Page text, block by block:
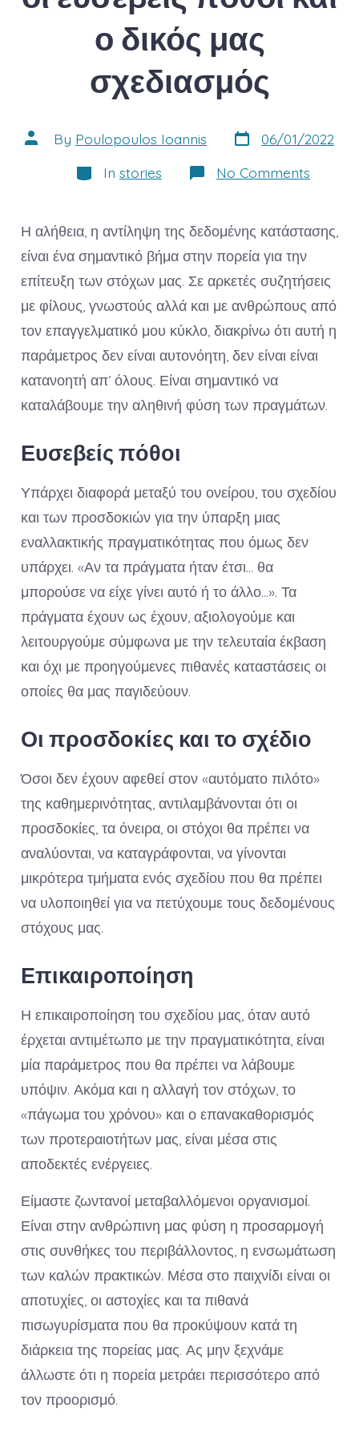
ο δικός μας
σχεδιασμός
Post
author
By Poulopoulos Ioannis Post
date
06/01/2022
Categories
In stories No Comments
οι
ο
δικός
μας
Η αλήθεια, η αντίληψη της δεδομένης κατάστασης,
είναι ένα σημαντικό βήμα στην πορεία για την
επίτευξη των στόχων μας. Σε αρκετές συζητήσεις
με φίλους, γνωστούς αλλά και με ανθρώπους από
τον επαγγελματικό μου κύκλο, διακρίνω ότι αυτή η
παράμετρος δεν είναι αυτονόητη, δεν είναι είναι
κατανοητή απ’ όλους. Είναι σημαντικό να
καταλάβουμε την αληθινή φύση των πραγμάτων.
Ευσεβείς πόθοι
Υπάρχει διαφορά μεταξύ του ονείρου, του σχεδίου
και των προσδοκιών για την ύπαρξη μιας
εναλλακτικής πραγματικότητας που όμως δεν
υπάρχει. «Αν τα πράγματα ήταν έτσι… θα
μπορούσε να είχε γίνει αυτό ή το άλλο…». Τα
πράγματα έχουν ως έχουν, αξιολογούμε και
λειτουργούμε σύμφωνα με την τελευταία έκβαση
και όχι με προηγούμενες πιθανές καταστάσεις οι
οποίες θα μας παγιδεύουν.
Οι προσδοκίες και το σχέδιο
Όσοι δεν έχουν αφεθεί στον «αυτόματο πιλότο»
της καθημερινότητας, αντιλαμβάνονται ότι οι
προσδοκίες, τα όνειρα, οι στόχοι θα πρέπει να
αναλύονται, να καταγράφονται, να γίνονται
μικρότερα τμήματα ενός σχεδίου που θα πρέπει
να υλοποιηθεί για να πετύχουμε τους δεδομένους
στόχους μας.
Επικαιροποίηση
Η επικαιροποίηση του σχεδίου μας, όταν αυτό
έρχεται αντιμέτωπο με την πραγματικότητα, είναι
μία παράμετρος που θα πρέπει να λάβουμε
υπόψιν. Ακόμα και η αλλαγή τον στόχων, το
«πάγωμα του χρόνου» και ο επανακαθορισμός
των προτεραιοτήτων μας, είναι μέσα στις
αποδεκτές ενέργειες.
Είμαστε ζωντανοί μεταβαλλόμενοι οργανισμοί.
Είναι στην ανθρώπινη μας φύση η προσαρμογή
στις συνθήκες του περιβάλλοντος, η ενσωμάτωση
των καλών πρακτικών. Μέσα στο παιχνίδι είναι οι
αποτυχίες, οι αστοχίες και τα πιθανά
πισωγυρίσματα που θα προκύψουν κατά τη
διάρκεια της πορείας μας. Ας μην ξεχνάμε
άλλωστε ότι η πορεία μετράει περισσότερο από
τον προορισμό.